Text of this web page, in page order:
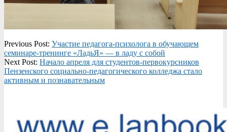
2023-
04-
04
Previous Post: Участие педагога-психолога в обучающем
семинаре-тренинге «ЛадьЯ» — в ладу с собой
Next Post: Начало апреля для студентов-первокурсников
Пензенского социально-педагогического колледжа стало
активным и познавательным